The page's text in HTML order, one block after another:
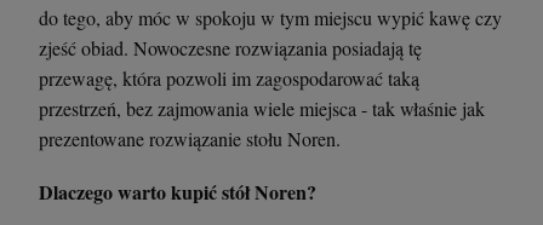
do tego, aby móc w spokoju w tym miejscu wypić kawę czy
zjeść obiad. Nowoczesne rozwiązania posiadają tę
przewagę, która pozwoli im zagospodarować taką
przestrzeń, bez zajmowania wiele miejsca - tak właśnie jak
prezentowane rozwiązanie stołu Noren.
Dlaczego warto kupić stół Noren?